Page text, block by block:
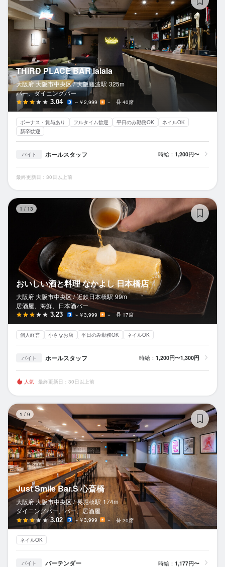
THIRD PLACE BAR lalala
大阪府 大阪市中央区 / 大阪難波駅 325m
バー、ダイニングバー
3.04 ～￥2,999 － 40席
ボーナス・賞与あり フルタイム歓迎 平日のみ勤務OK
ネイルOK
新卒歓迎
バイト ホールスタッフ 時給： 1,200円〜
最終更新日：30日以上前
1 / 13
おいしい酒と料理 なかよし 日本橋店
大阪府 大阪市中央区 / 近鉄日本橋駅 99m
居酒屋、海鮮、日本酒バー
3.23 ～￥3,999 － 17席
個人経営 小さなお店 平日のみ勤務OK ネイルOK
バイト ホールスタッフ 時給： 1,200円〜1,300円
人気 最終更新日：30日以上前
1 / 9
Just Smile Bar.S 心斎橋
大阪府 大阪市中央区 / 長堀橋駅 174m
ダイニングバー、バー、居酒屋
3.02 ～￥3,999 － 20席
ネイルOK
バイト バーテンダー 時給： 1,177円〜